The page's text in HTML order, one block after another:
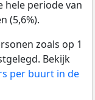
hele periode van
(5,6%).
zoals op 1
Bekijk
per buurt in de